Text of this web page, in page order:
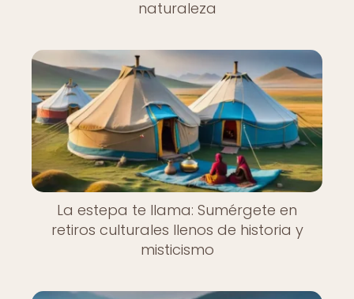
naturaleza
La estepa te llama: Sumérgete en
retiros culturales llenos de historia y
misticismo